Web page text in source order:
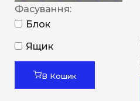
Фасування:
Блок
Ящик
В Кошик